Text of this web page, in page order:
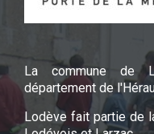
La commune de
département de
Lodève fait partie de